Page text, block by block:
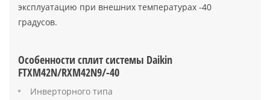
эксплуатацию при внешних температурах -40
градусов.
Особенности сплит системы Daikin
FTXM42N/RXM42N9/-40
Инверторного типа